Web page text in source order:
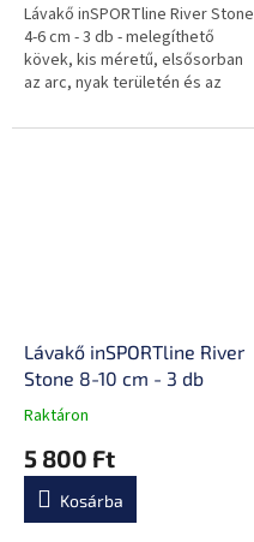
0,0
csillag.
Lávakő inSPORTline River Stone
4-6 cm - 3 db - melegíthető
kövek, kis méretű, elsősorban
az arc, nyak területén és az
felületű, szabálytalan...
Lávakő inSPORTline River
Stone 8-10 cm - 3 db
A
átlagos
értékelése
Raktáron
5 800 Ft
Kosárba